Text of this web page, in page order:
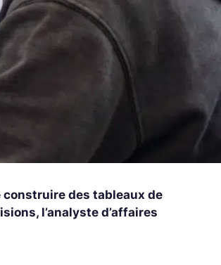
construire des tableaux de
l’analyste d’affaires